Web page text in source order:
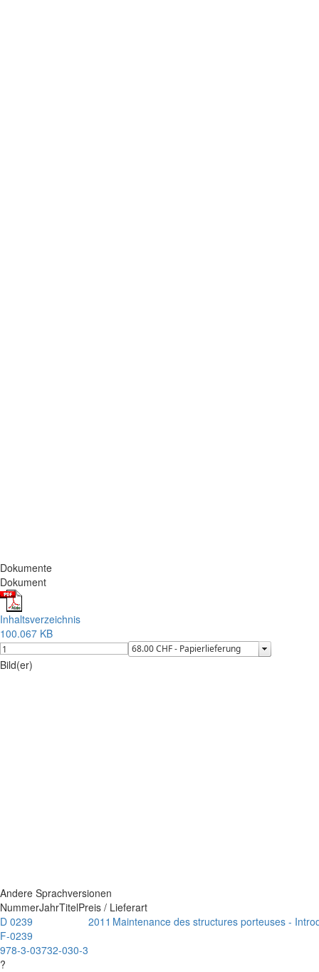
Dokumente
Dokument
Inhaltsverzeichnis
100.067 KB
Bild(er)
Andere Sprachversionen
NummerJahrTitelPreis / Lieferart
D 0239
F-0239
978-3-03732-030-3
?
2011 Maintenance des structures porteuses -